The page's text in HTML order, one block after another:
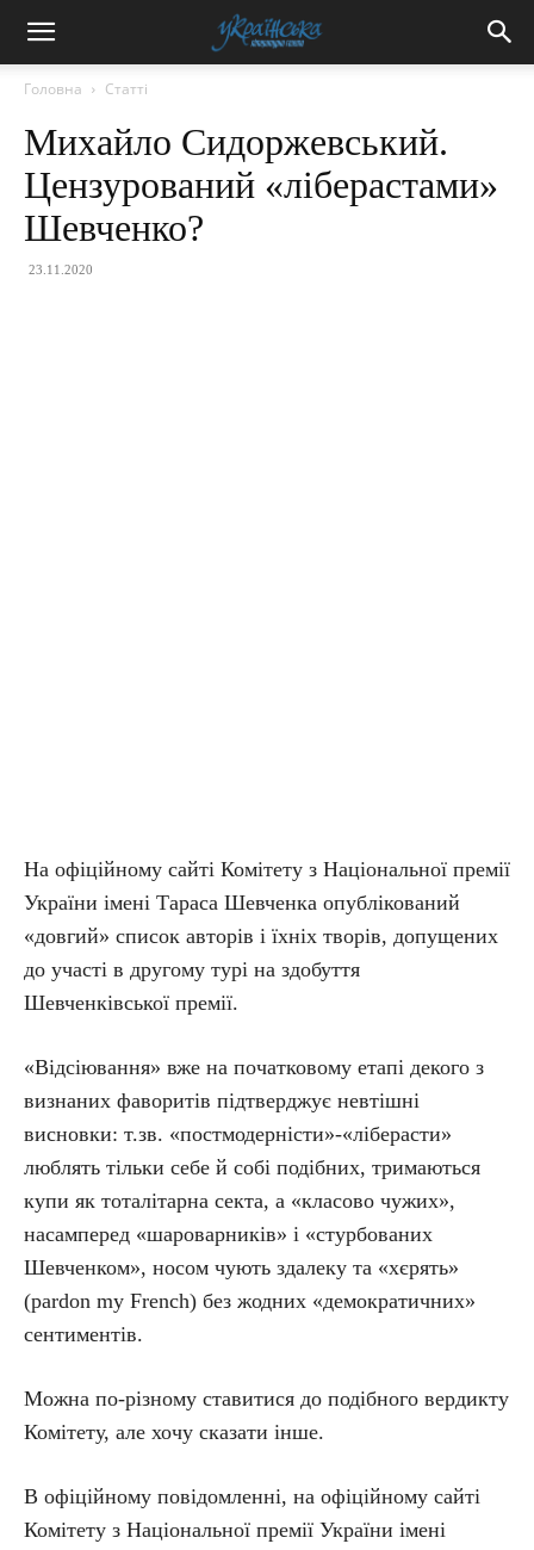
Головна Статті
Михайло Сидоржевський.
Цензурований «ліберастами»
Шевченко?
23.11.2020
На офіційному сайті Комітету з Національної премії
України імені Тараса Шевченка опублікований
«довгий» список авторів і їхніх творів, допущених
до участі в другому турі на здобуття
Шевченківської премії.
«Відсіювання» вже на початковому етапі декого з
визнаних фаворитів підтверджує невтішні
висновки: т.зв. «постмодерністи»-«ліберасти»
люблять тільки себе й собі подібних, тримаються
купи як тоталітарна секта, а «класово чужих»,
насамперед «шароварників» і «стурбованих
Шевченком», носом чують здалеку та «хєрять»
(pardon my French) без жодних «демократичних»
сентиментів.
Можна по-різному ставитися до подібного вердикту
Комітету, але хочу сказати інше.
В офіційному повідомленні, на офіційному сайті
Комітету з Національної премії України імені